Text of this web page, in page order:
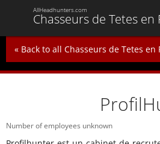
Chasseurs de Tetes en
AllHeadhunters.com
« Back to all Chasseurs de Tetes en
Number of employees unknown